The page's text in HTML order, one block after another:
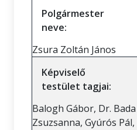
Polgármester
neve:
Zsura Zoltán János
Képviselő
testület tagjai:
Balogh Gábor, Dr.
Zsuzsanna, Gyúrós